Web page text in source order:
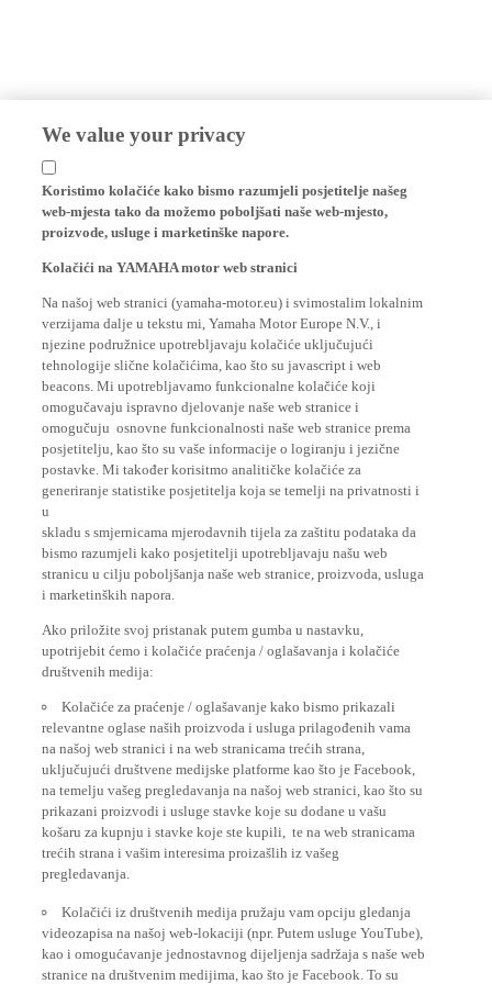
We value your privacy
Koristimo kolačiće kako bismo razumjeli posjetitelje našeg
web-mjesta tako da možemo poboljšati naše web-mjesto,
proizvode, usluge i marketinške napore.
Kolačići na YAMAHA motor web stranici
Na našoj web stranici (yamaha-motor.eu) i svimostalim lokalnim
verzijama dalje u tekstu mi, Yamaha Motor Europe N.V., i
njezine podružnice upotrebljavaju kolačiće uključujući
tehnologije slične kolačićima, kao što su javascript i web
beacons. Mi upotrebljavamo funkcionalne kolačiće koji
omogučavaju ispravno djelovanje naše web stranice i
omogučuju osnovne funkcionalnosti naše web stranice prema
posjetitelju, kao što su vaše informacije o logiranju i jezične
postavke. Mi također korisitmo analitičke kolačiće za
generiranje statistike posjetitelja koja se temelji na privatnosti i
u
skladu s smjernicama mjerodavnih tijela za zaštitu podataka da
bismo razumjeli kako posjetitelji upotrebljavaju našu web
stranicu u cilju poboljšanja naše web stranice, proizvoda, usluga
i marketinških napora.
Ako priložite svoj pristanak putem gumba u nastavku,
upotrijebit ćemo i kolačiće praćenja / oglašavanja i kolačiće
društvenih medija:
Kolačiće za praćenje / oglašavanje kako bismo prikazali
relevantne oglase naših proizvoda i usluga prilagođenih vama
na našoj web stranici i na web stranicama trećih strana,
uključujući društvene medijske platforme kao što je Facebook,
na temelju vašeg pregledavanja na našoj web stranici, kao što su
prikazani proizvodi i usluge stavke koje su dodane u vašu
košaru za kupnju i stavke koje ste kupili, te na web stranicama
trećih strana i vašim interesima proizašlih iz vašeg
pregledavanja.
Kolačići iz društvenih medija pružaju vam opciju gledanja
videozapisa na našoj web-lokaciji (npr. Putem usluge YouTube),
kao i omogućavanje jednostavnog dijeljenja sadržaja s naše web
stranice na društvenim medijima, kao što je Facebook. To su